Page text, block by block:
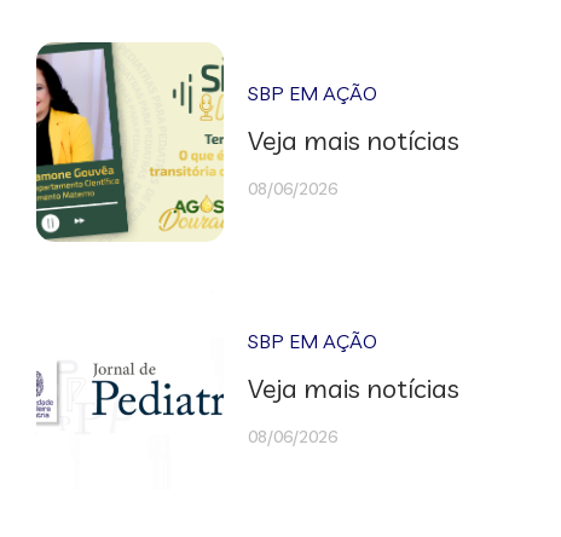
SBP EM AÇÃO
Veja mais notícias
08/06/2026
SBP EM AÇÃO
Veja mais notícias
08/06/2026